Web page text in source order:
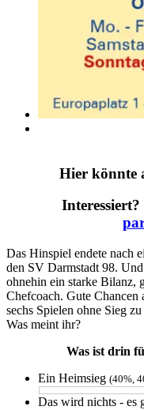
Hier könnte
Das Hinspiel endete nach
den SV Darmstadt 98.
ohnehin ein starke Bilanz,
Chefcoach. Gute
sechs Spielen ohne Sieg
Was meint ihr?
Was ist drin
Ein Heimsieg (40%,
Das wird nichts - es